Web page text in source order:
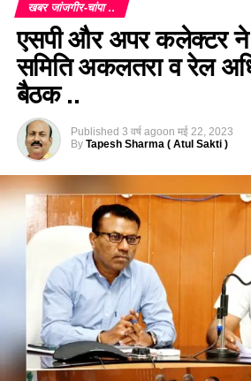
खबर जांजगीर-चांपा ..
एसपी और अपर कलेक्टर ने
समिति अकलतरा व रेल
बैठक ..
Published 3 वर्ष agoon मई 22, 2023
By Tapesh Sharma ( Atul Sakti )